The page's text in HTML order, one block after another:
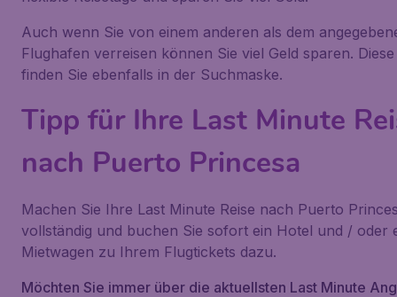
Auch wenn Sie von einem anderen als dem
Flughafen verreisen können Sie viel Geld sparen.
finden Sie ebenfalls in der Suchmaske.
Tipp für Ihre Last Minute
nach Puerto Princesa
Machen Sie Ihre Last Minute Reise nach Puerto
vollständig und buchen Sie sofort ein Hotel und / oder
Mietwagen zu Ihrem Flugtickets dazu.
Möchten Sie immer über die aktuellsten Last Minute